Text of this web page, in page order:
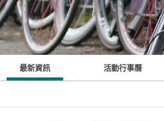
最新資訊 活動行事曆